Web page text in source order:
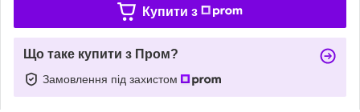
Купити з
Що таке купити з Пром?
Замовлення під захистом